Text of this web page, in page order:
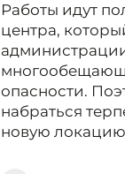
Работы идут
центра,
опасности.
набраться
новую